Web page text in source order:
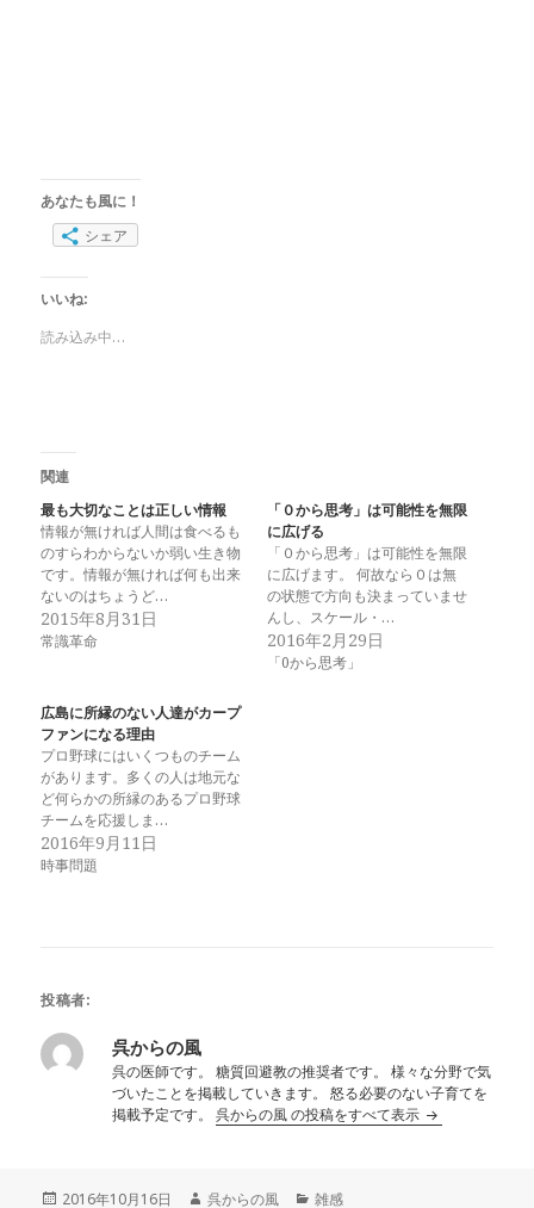
あなたも風に！
シェア
いいね:
読み込み中…
関連
最も大切なことは正しい情報
情報が無ければ人間は食べるも
のすらわからないか弱い生き物
です。情報が無ければ何も出来
ないのはちょうど…
2015年8月31日
常識革命
「０から思考」は可能性を無限
に広げる
「０から思考」は可能性を無限
に広げます。 何故なら０は無
の状態で方向も決まっていませ
んし、スケール・…
2016年2月29日
「0から思考」
広島に所縁のない人達がカープ
ファンになる理由
プロ野球にはいくつものチーム
があります。多くの人は地元な
ど何らかの所縁のあるプロ野球
チームを応援しま…
2016年9月11日
時事問題
投稿者:
呉からの風
呉の医師です。 糖質回避教の推奨者です。 様々な分野で気
づいたことを掲載していきます。 怒る必要のない子育てを
掲載予定です。呉からの風 の投稿をすべて表示
投
2016年10月16日 作
呉からの風 カ
雑感